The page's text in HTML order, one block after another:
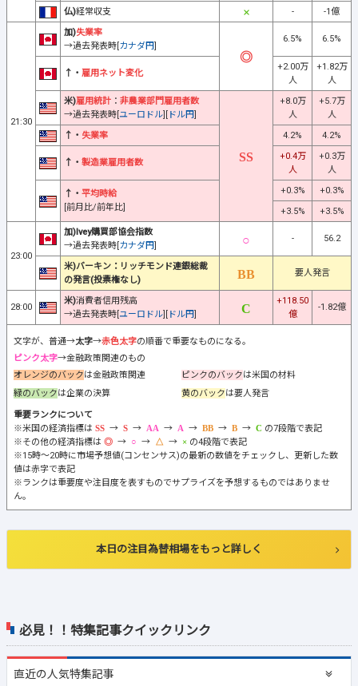
必見！！特集記事クイックリンク
直近の人気特集記事
仏)経常収支 - -1億
21:30
加)失業率
→過去発表時[カナダ円]
6.5% 6.5%
↑・ 雇用ネット変化
+2.00万
人
+1.82万
人
米)雇用統計 ： 非農業部門雇用者数
→過去発表時[ユーロドル][ ドル円]
+8.0万
人
+5.7万
人
↑・ 失業率 4.2% 4.2%
↑・ 製造業雇用者数
+0.4万
人
+0.3万
人
↑・ 平均時給
[前月比/前年比]
+0.3%
+0.3%
+3.5%
+3.5%
23:00
加)Ivey購買部協会指数
→過去発表時[カナダ円]
- 56.2
米)バーキン：リッチモンド連銀総裁
の発言(投票権なし)
要人発言
28:00
米)消費者信用残高
→過去発表時[ユーロドル][ ドル円]
+118.50
億
-1.82億
文字が、普通→太字→赤色太字の順番で重要なものになる。
ピンク太字→金融政策関連のもの
オレンジのバックは金融政策関連 ピンクのバックは米国の材料
緑のバックは企業の決算 黄のバックは要人発言
重要ランクについて
※米国の経済指標は
→ → → → → →
の7段階で表記
※その他の経済指標は
→ → →
の4段階で表記
※15時～20時に市場予想値(コンセンサス)の最新の数値をチェックし、更新した数
値は赤字で表記
※ランクは重要度や注目度を表すものでサプライズを予想するものではありませ
ん。
本日の注目為替相場をもっと詳しく